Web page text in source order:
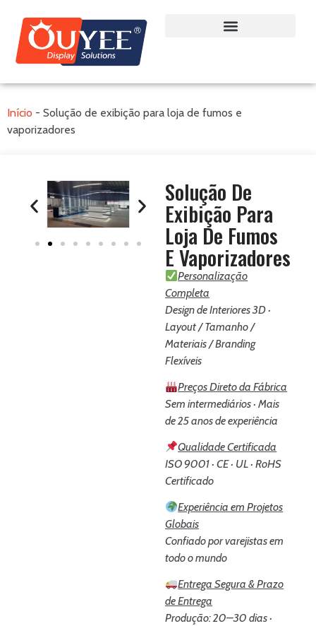
Início - Solução de exibição para loja de fumos e
vaporizadores
Solução De
Exibição Para
Loja De Fumos
E Vaporizadores
Personalização
Completa
Design de Interiores 3D ·
Layout / Tamanho /
Materiais / Branding
Flexíveis
Preços Direto da Fábrica
Sem intermediários · Mais
de 25 anos de experiência
Qualidade Certificada
ISO 9001 · CE · UL · RoHS
Certificado
Experiência em Projetos
Globais
Confiado por varejistas em
todo o mundo
Entrega Segura & Prazo
de Entrega
Produção: 20–30 dias ·